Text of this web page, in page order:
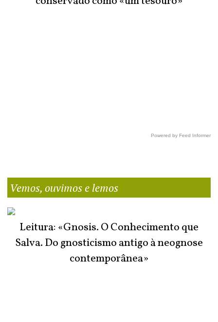
Powered by Feed Informer
Vemos, ouvimos e lemos
Leitura: «Gnosis. O Conhecimento que
Salva. Do gnosticismo antigo à neognose
contemporânea»